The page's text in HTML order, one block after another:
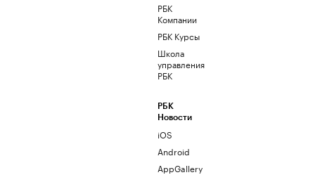
РБК
Компании
РБК Курсы
Школа
управления
РБК
РБК
Новости
iOS
Android
AppGallery